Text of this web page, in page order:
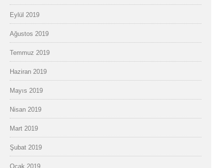
Eylül 2019
Ağustos 2019
Temmuz 2019
Haziran 2019
Mayıs 2019
Nisan 2019
Mart 2019
Şubat 2019
Ocak 2019